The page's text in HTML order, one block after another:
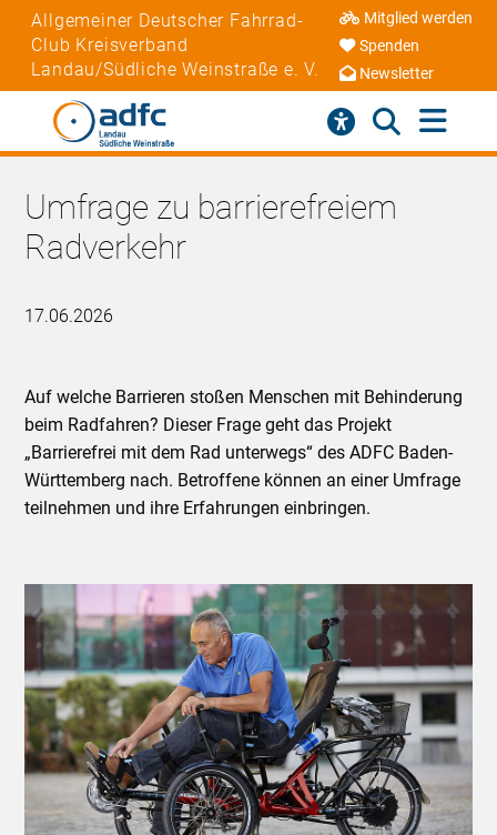
Allgemeiner Deutscher Fahrrad-
Club Kreisverband
Landau/Südliche Weinstraße e. V.
Mitglied werden
Spenden
Newsletter
Umfrage zu barrierefreiem
Radverkehr
17.06.2026
Auf welche Barrieren stoßen Menschen mit Behinderung
beim Radfahren? Dieser Frage geht das Projekt
„Barrierefrei mit dem Rad unterwegs“ des ADFC Baden-
Württemberg nach. Betroffene können an einer Umfrage
teilnehmen und ihre Erfahrungen einbringen.